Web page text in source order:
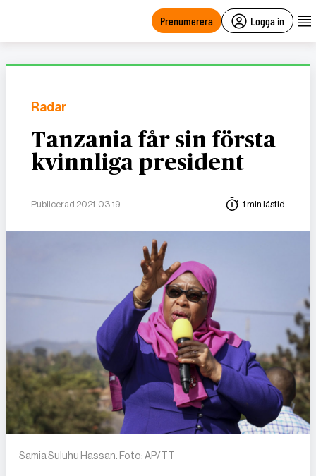
Prenumerera Logga in
Radar
Tanzania får sin första
kvinnliga president
Publicerad 2021-03-19 1 min lästid
Samia Suluhu Hassan. Foto: AP/TT